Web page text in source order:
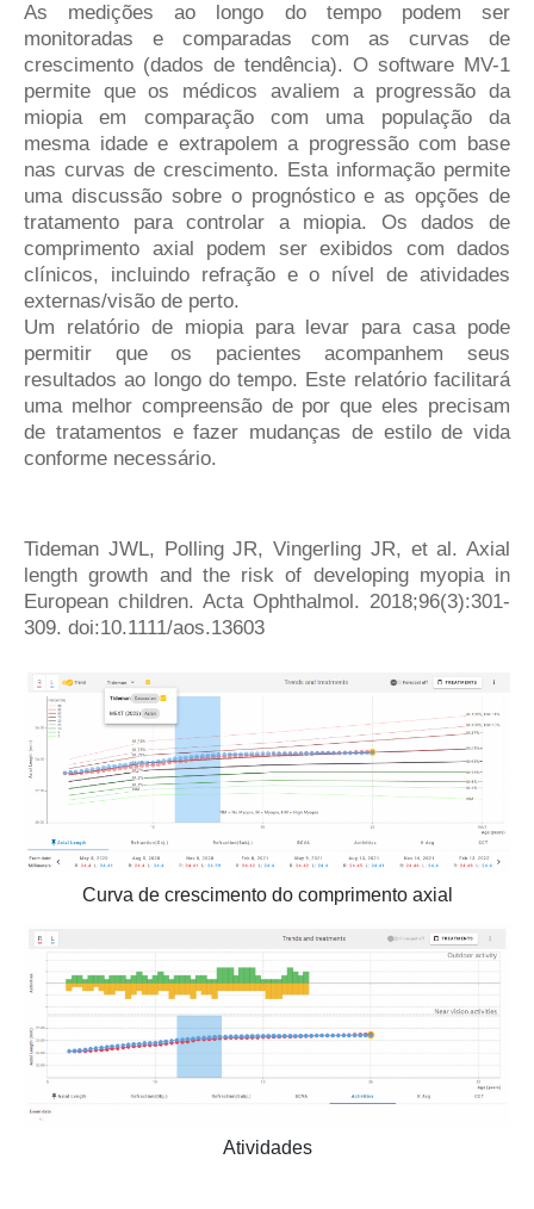
As medições ao longo do tempo podem ser
monitoradas e comparadas com as curvas de
crescimento (dados de tendência). O software MV-1
permite que os médicos avaliem a progressão da
miopia em comparação com uma população da
mesma idade e extrapolem a progressão com base
nas curvas de crescimento. Esta informação permite
uma discussão sobre o prognóstico e as opções de
tratamento para controlar a miopia. Os dados de
comprimento axial podem ser exibidos com dados
clínicos, incluindo refração e o nível de atividades
externas/visão de perto.
Um relatório de miopia para levar para casa pode
permitir que os pacientes acompanhem seus
resultados ao longo do tempo. Este relatório facilitará
uma melhor compreensão de por que eles precisam
de tratamentos e fazer mudanças de estilo de vida
conforme necessário.
Tideman JWL, Polling JR, Vingerling JR, et al. Axial
length growth and the risk of developing myopia in
European children. Acta Ophthalmol. 2018;96(3):301-
309. doi:10.1111/aos.13603
Curva de crescimento do comprimento axial
Atividades